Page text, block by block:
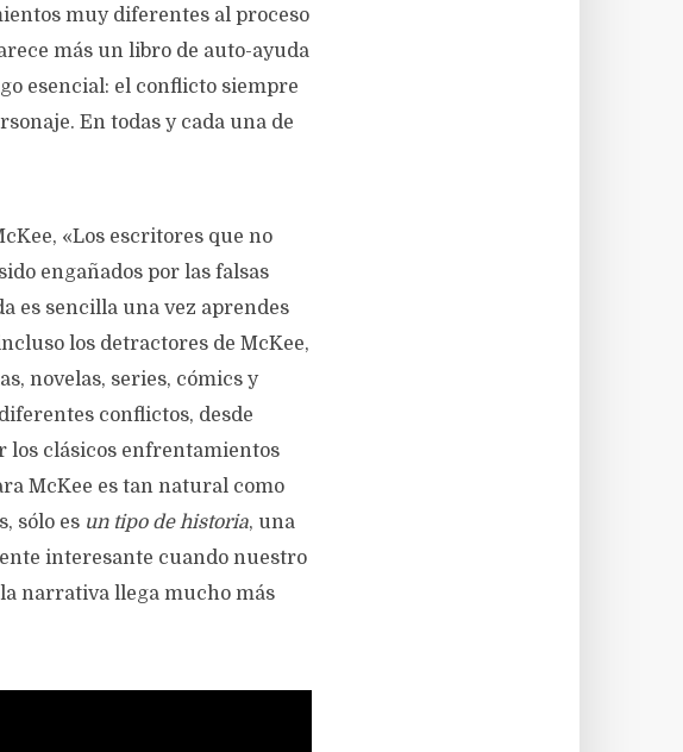
muy diferentes al proceso
más un libro de auto-ayuda
esencial: el conflicto siempre
En todas y cada una de
«Los escritores que no
engañados por las falsas
es sencilla una vez aprendes
los detractores de McKee,
novelas, series, cómics y
conflictos, desde
los clásicos enfrentamientos
McKee es tan natural como
sólo es un tipo de historia, una
interesante cuando nuestro
narrativa llega mucho más